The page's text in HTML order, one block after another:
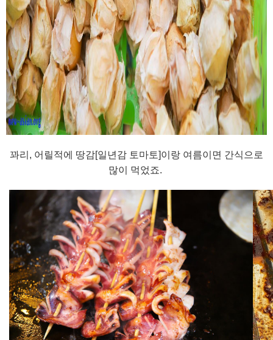
꽈리, 어릴적에 땅감[일년감 토마토]이랑 여름이면 간식으로
많이 먹었죠.